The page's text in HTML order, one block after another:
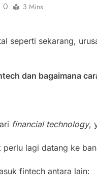
0 3 Mins
seperti sekarang,
dan bagaimana
financial technology,
lagi datang ke
fintech antara lain: